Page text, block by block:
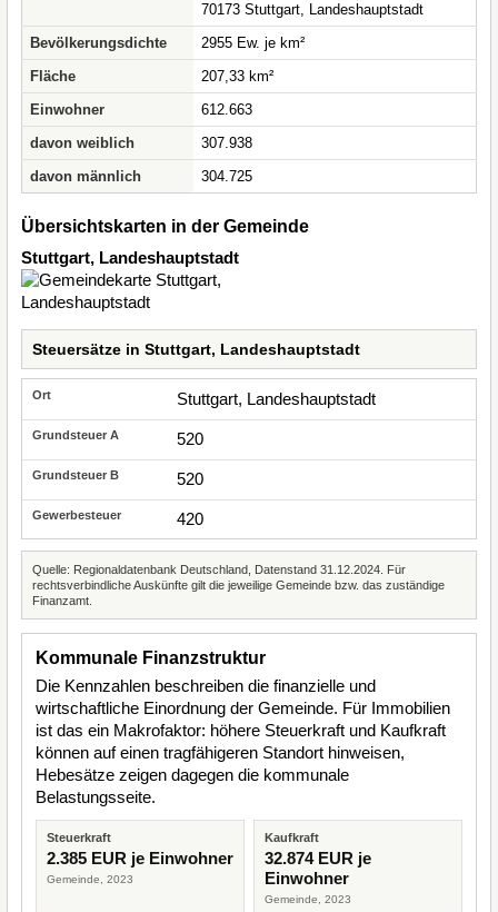
70173 Stuttgart, Landeshauptstadt
Bevölkerungsdichte
2955 Ew. je km²
Fläche
207,33 km²
Einwohner
612.663
davon weiblich
307.938
davon männlich
304.725
Übersichtskarten in der Gemeinde
Stuttgart, Landeshauptstadt
Steuersätze in Stuttgart, Landeshauptstadt
Stuttgart, Landeshauptstadt
520
520
420
Quelle: Regionaldatenbank Deutschland, Datenstand 31.12.2024. Für
rechtsverbindliche Auskünfte gilt die jeweilige Gemeinde bzw. das zuständige
Finanzamt.
Kommunale Finanzstruktur
Die Kennzahlen beschreiben die finanzielle und
wirtschaftliche Einordnung der Gemeinde. Für Immobilien
ist das ein Makrofaktor: höhere Steuerkraft und Kaufkraft
können auf einen tragfähigeren Standort hinweisen,
Hebesätze zeigen dagegen die kommunale
Belastungsseite.
Steuerkraft
2.385 EUR je Einwohner
Gemeinde, 2023
Kaufkraft
32.874 EUR je
Einwohner
Gemeinde, 2023